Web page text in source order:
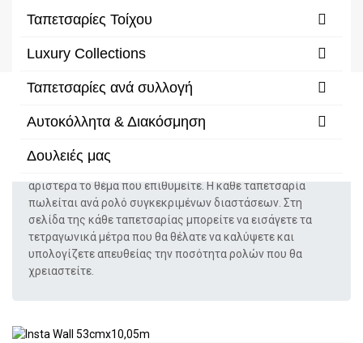
Ταπετσαρίες Τοίχου
Luxury Collections
Ταπετσαρίες ανά συλλογή
Αυτοκόλλητα & Διακόσμηση
Δουλειές μας
Ταπετσαρίες Ανά Συλλογή
Αρχική Ταπετσαρίες Ανά Συλλογή
Φίλτρα/Κατηγορίες
αριστερά το θέμα που επιθυμείτε. Η κάθε ταπετσαρία
πωλείται ανά ρολό συγκεκριμένων διαστάσεων. Στη
σελίδα της κάθε ταπετσαρίας μπορείτε να εισάγετε τα
τετραγωνικά μέτρα που θα θέλατε να καλύψετε και
υπολογίζετε απευθείας την ποσότητα ρολών που θα
χρειαστείτε.